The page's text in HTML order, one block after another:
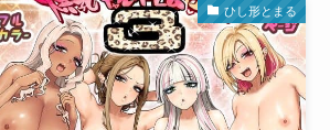
ひし形とまる